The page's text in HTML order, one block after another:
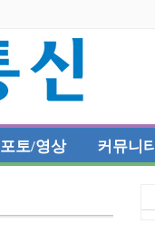
포토/영상 커뮤니티